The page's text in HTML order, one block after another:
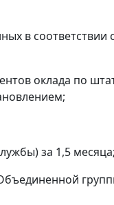
в
оклада по
за 1,5 месяца;